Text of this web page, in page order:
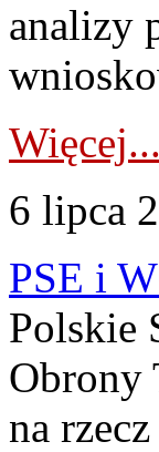
analizy
Więcej...
6 lipca
PSE i
Polskie
Obrony
na